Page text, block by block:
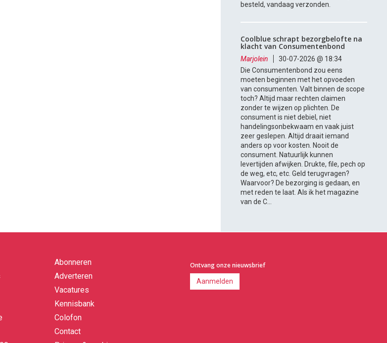
besteld, vandaag verzonden.
Coolblue schrapt bezorgbelofte na
klacht van Consumentenbond
Marjolein
30-07-2026 @ 18:34
Die Consumentenbond zou eens
moeten beginnen met het opvoeden
van consumenten. Valt binnen de scope
toch? Altijd maar rechten claimen
zonder te wijzen op plichten. De
consument is niet debiel, niet
handelingsonbekwaam en vaak juist
zeer geslepen. Altijd draait iemand
anders op voor kosten. Nooit de
consument. Natuurlijk kunnen
levertijden afwijken. Drukte, file, pech op
de weg, etc, etc. Geld terugvragen?
Waarvoor? De bezorging is gedaan, en
met reden te laat. Als ik het magazine
van de C...
Abonneren
Adverteren
Vacatures
Kennisbank
Colofon
Contact
Ontvang onze nieuwsbrief
Aanmelden